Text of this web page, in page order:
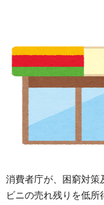
消費者庁が、困窮対策
ビニの売れ残りを低